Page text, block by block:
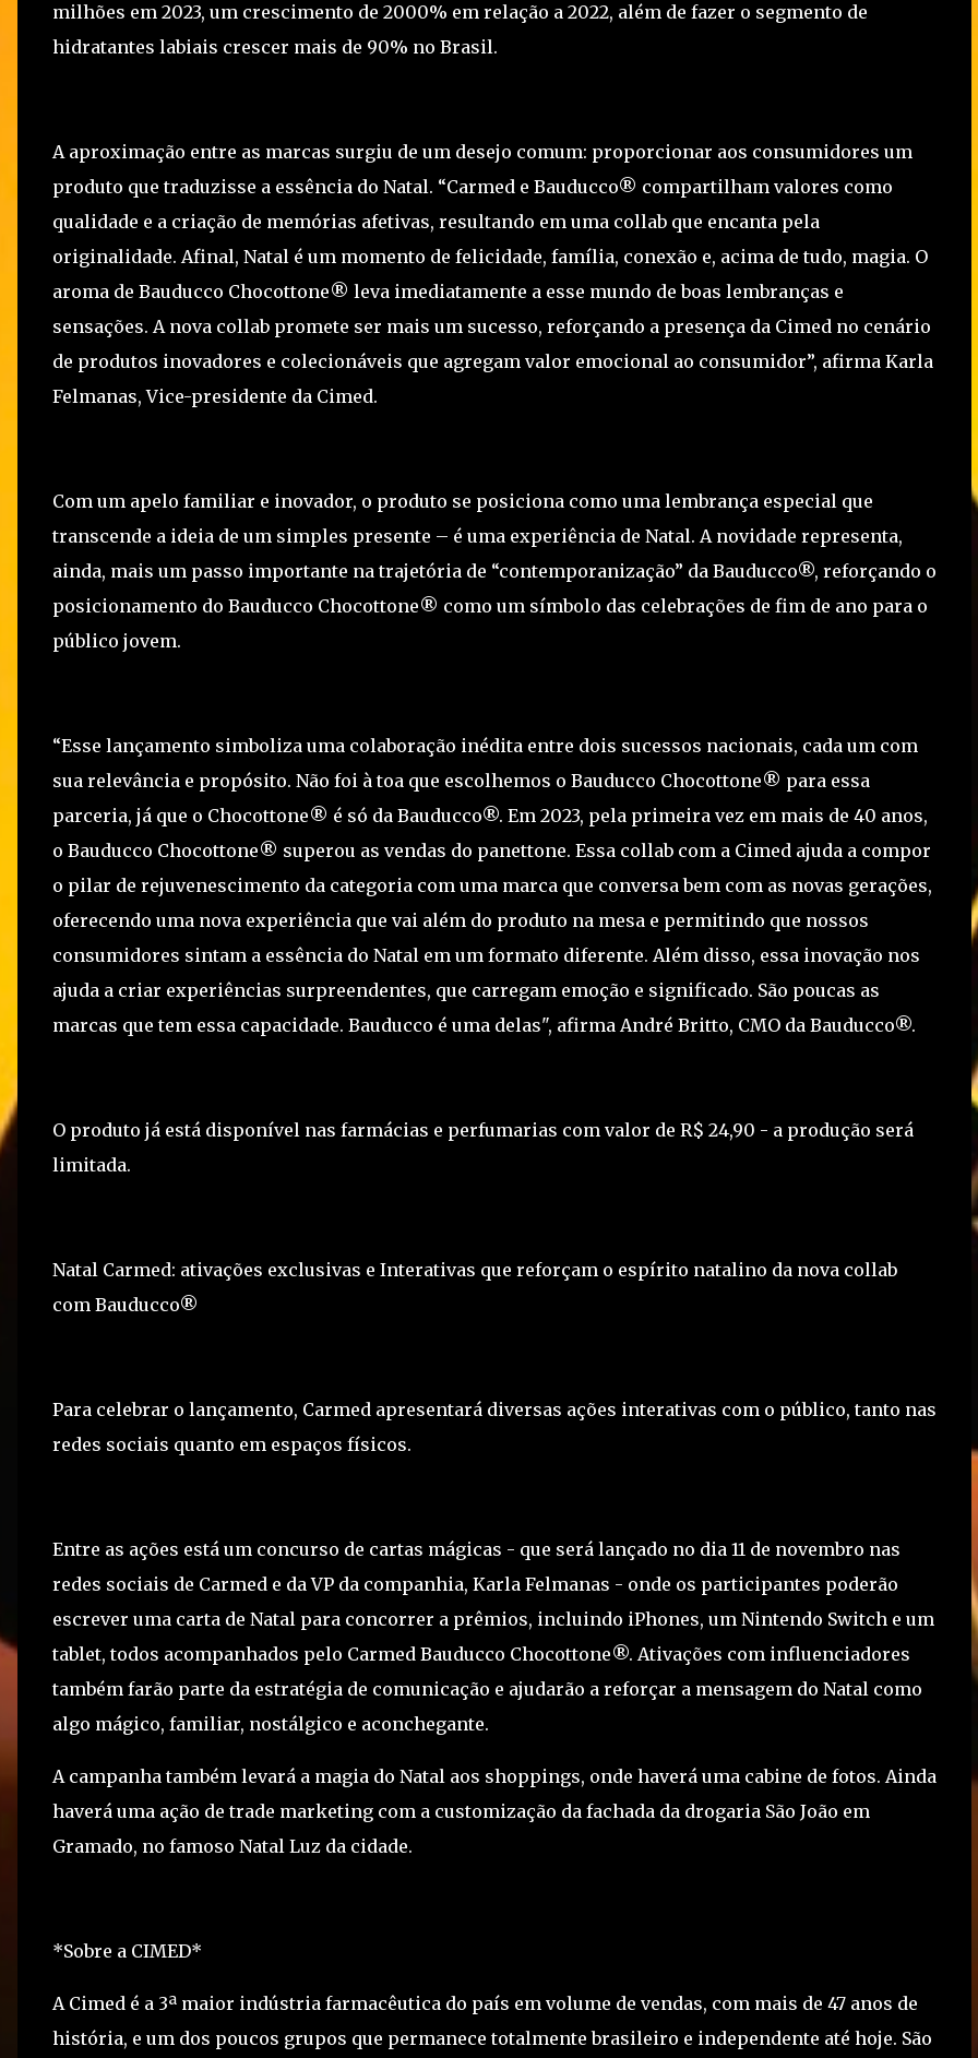
milhões em 2023, um crescimento de 2000% em relação a 2022, além de fazer o segmento de
hidratantes labiais crescer mais de 90% no Brasil.
A aproximação entre as marcas surgiu de um desejo comum: proporcionar aos consumidores um
produto que traduzisse a essência do Natal. “Carmed e Bauducco® compartilham valores como
qualidade e a criação de memórias afetivas, resultando em uma collab que encanta pela
originalidade. Afinal, Natal é um momento de felicidade, família, conexão e, acima de tudo, magia. O
aroma de Bauducco Chocottone® leva imediatamente a esse mundo de boas lembranças e
sensações. A nova collab promete ser mais um sucesso, reforçando a presença da Cimed no cenário
de produtos inovadores e colecionáveis que agregam valor emocional ao consumidor”, afirma Karla
Felmanas, Vice-presidente da Cimed.
Com um apelo familiar e inovador, o produto se posiciona como uma lembrança especial que
transcende a ideia de um simples presente – é uma experiência de Natal. A novidade representa,
ainda, mais um passo importante na trajetória de “contemporanização” da Bauducco®, reforçando o
posicionamento do Bauducco Chocottone® como um símbolo das celebrações de fim de ano para o
público jovem.
“Esse lançamento simboliza uma colaboração inédita entre dois sucessos nacionais, cada um com
sua relevância e propósito. Não foi à toa que escolhemos o Bauducco Chocottone® para essa
parceria, já que o Chocottone® é só da Bauducco®. Em 2023, pela primeira vez em mais de 40 anos,
o Bauducco Chocottone® superou as vendas do panettone. Essa collab com a Cimed ajuda a compor
o pilar de rejuvenescimento da categoria com uma marca que conversa bem com as novas gerações,
oferecendo uma nova experiência que vai além do produto na mesa e permitindo que nossos
consumidores sintam a essência do Natal em um formato diferente. Além disso, essa inovação nos
ajuda a criar experiências surpreendentes, que carregam emoção e significado. São poucas as
marcas que tem essa capacidade. Bauducco é uma delas", afirma André Britto, CMO da Bauducco®.
O produto já está disponível nas farmácias e perfumarias com valor de R$ 24,90 - a produção será
limitada.
Natal Carmed: ativações exclusivas e Interativas que reforçam o espírito natalino da nova collab
com Bauducco®
Para celebrar o lançamento, Carmed apresentará diversas ações interativas com o público, tanto nas
redes sociais quanto em espaços físicos.
Entre as ações está um concurso de cartas mágicas - que será lançado no dia 11 de novembro nas
redes sociais de Carmed e da VP da companhia, Karla Felmanas - onde os participantes poderão
escrever uma carta de Natal para concorrer a prêmios, incluindo iPhones, um Nintendo Switch e um
tablet, todos acompanhados pelo Carmed Bauducco Chocottone®. Ativações com influenciadores
também farão parte da estratégia de comunicação e ajudarão a reforçar a mensagem do Natal como
algo mágico, familiar, nostálgico e aconchegante.
A campanha também levará a magia do Natal aos shoppings, onde haverá uma cabine de fotos. Ainda
haverá uma ação de trade marketing com a customização da fachada da drogaria São João em
Gramado, no famoso Natal Luz da cidade.
*Sobre a CIMED*
A Cimed é a 3ª maior indústria farmacêutica do país em volume de vendas, com mais de 47 anos de
história, e um dos poucos grupos que permanece totalmente brasileiro e independente até hoje. São